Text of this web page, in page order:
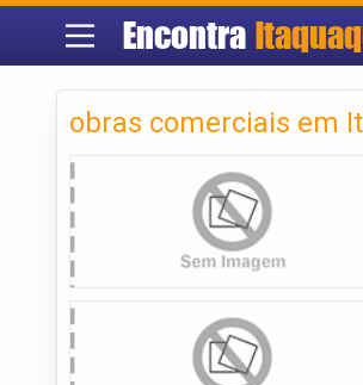
Encontra
obras comerciais em